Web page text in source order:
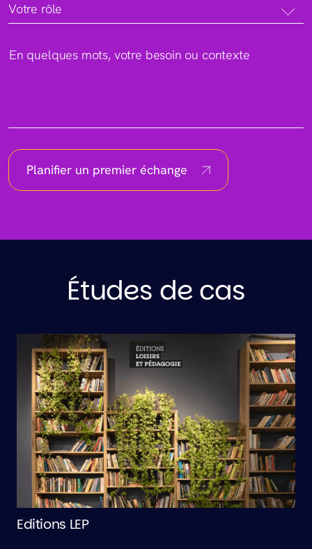
Votre rôle
En quelques mots, votre besoin ou contexte
Planifier un premier échange
Études de cas
Editions LEP